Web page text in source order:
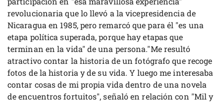
revolucionaria que lo llevó a la vicepresidencia de
Nicaragua en 1985, pero remarcó que para él "es una
etapa política superada, porque hay etapas que
terminan en la vida" de una persona."Me resultó
atractivo contar la historia de un fotógrafo que recoge
fotos de la historia y de su vida. Y luego me interesaba
contar cosas de mi propia vida dentro de una novela
de encuentros fortuitos", señaló en relación con "Mil y